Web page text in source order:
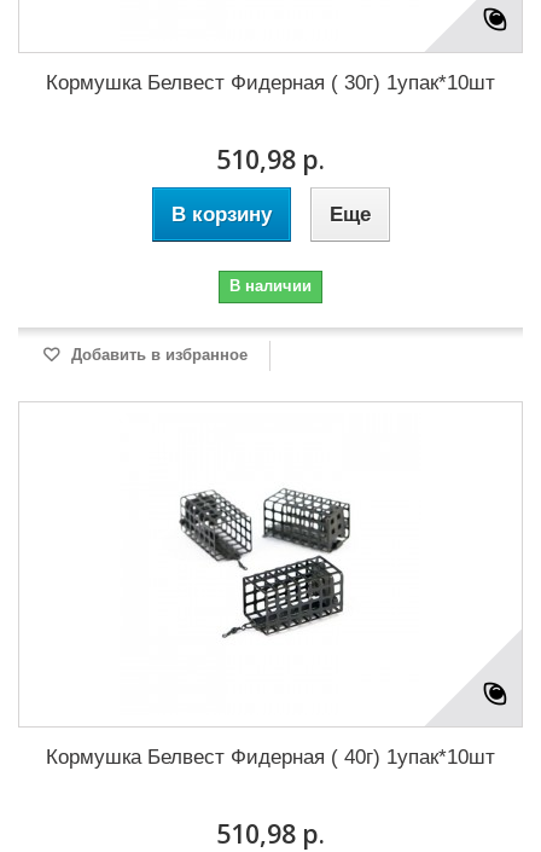
Кормушка Белвест Фидерная ( 30г) 1упак*10шт
510,98 р.
В корзину Еще
В наличии
Добавить в избранное
Кормушка Белвест Фидерная ( 40г) 1упак*10шт
510,98 р.